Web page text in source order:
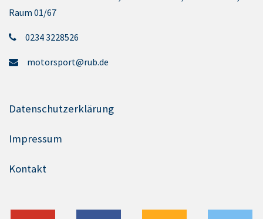
Raum 01/67
0234 3228526
motorsport@rub.de
Datenschutzerklärung
Impressum
Kontakt